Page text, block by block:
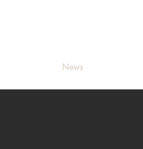
News